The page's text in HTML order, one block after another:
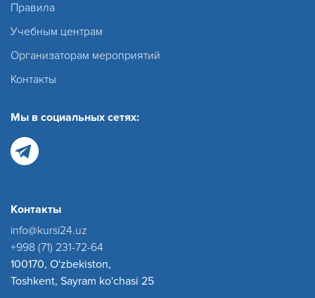
Правила
Учебным центрам
Организаторам мероприятий
Контакты
Мы в социальных сетях:
Контакты
info@kursi24.uz
+998 (71) 231-72-64
100170, O'zbekiston,
Toshkent, Sayram ko'chasi 25